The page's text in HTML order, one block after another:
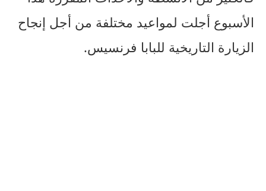
الأسبوع أجلت لمواعيد مختلفة من أجل إنجاح
الزيارة التاريخية للبابا فرنسيس.